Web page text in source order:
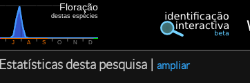
J A S O N D
Floração
destas espécies
Estatísticas desta pesquisa | ampliar